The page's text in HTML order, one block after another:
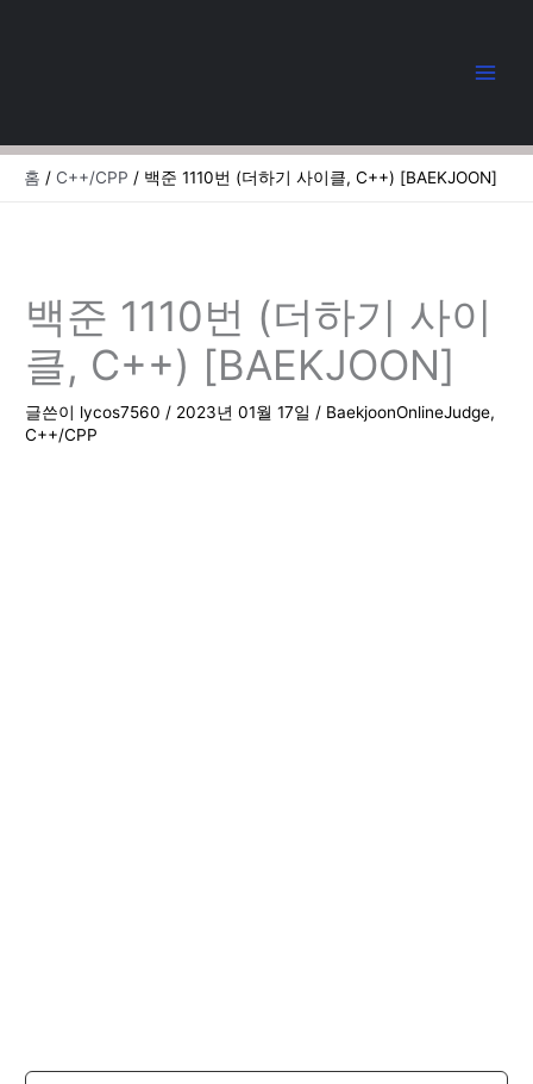
너
홈 C++/CPP 백준 1110번 (더하기 사이클, C++) [BAEKJOON]
백준 1110번 (더하기 사이
클, C++) [BAEKJOON]
글쓴이 lycos7560/ 2023년 01월 17일/ BaekjoonOnlineJudge,
C++/CPP